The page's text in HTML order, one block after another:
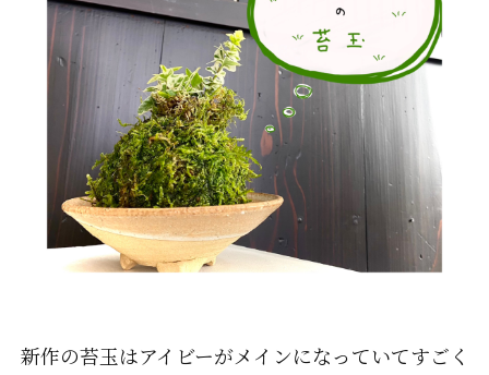
新作の苔玉はアイビーがメインになっていてすごく